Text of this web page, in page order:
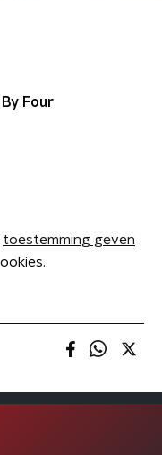
Four
toestemming geven